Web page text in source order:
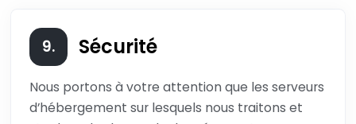
9. Sécurité
Nous portons à votre attention que les serveurs
d’hébergement sur lesquels nous traitons et